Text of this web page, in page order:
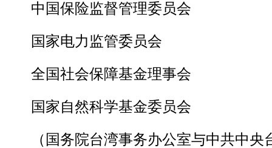
中国保险监督管理委员会
国家电力监管委员会
全国社会保障基金理事会
国家自然科学基金委员会
（国务院台湾事务办公室与中共中央